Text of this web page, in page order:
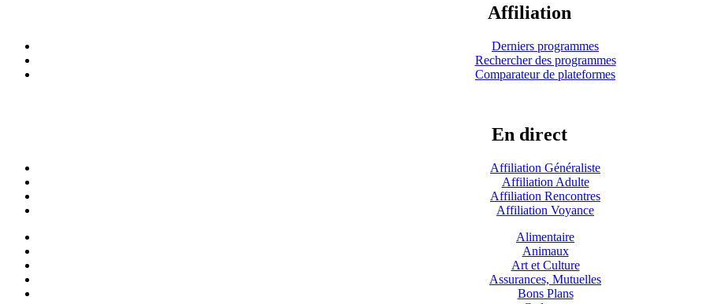
Affiliation
Derniers programmes
Rechercher des programmes
Comparateur de plateformes
En direct
Affiliation Généraliste
Affiliation Adulte
Affiliation Rencontres
Affiliation Voyance
Alimentaire
Animaux
Art et Culture
Assurances, Mutuelles
Bons Plans